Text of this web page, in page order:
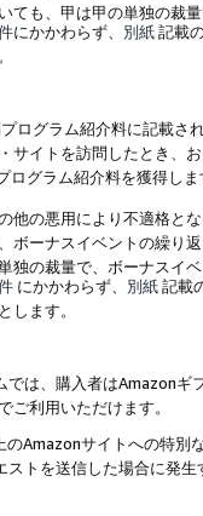
ても、甲は甲の単独の裁
にかかわらず、 別紙記載
ログラム紹介料に記載さ
サイトを訪問したとき、
グラム紹介料を獲得しま
他の悪用により不適格と
ボーナスイベントの繰り
独の裁量で、ボーナスイ
にかかわらず、 別紙記載
します。
は、購入者はAmazon
ご利用いただけます。
Amazonサイトへの特別
トを送信した場合に発